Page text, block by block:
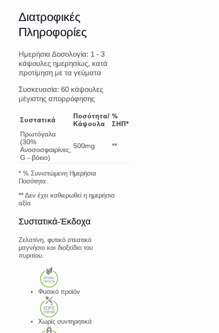
Διατροφικές
Πληροφορίες
Ημερήσια Δοσολογία: 1 - 3
κάψουλες ημερησίως, κατά
προτίμηση με τα γεύματα
Συσκευασία: 60 κάψουλες
μέγιστης απορρόφησης
Συστατικά
Ποσότητα/
Κάψουλα
%
ΣΗΠ*
Πρωτόγαλα
(30%
Ανοσοσφαιρίνες,
G - βόειο)
500mg **
* % Συνιστώμενη Ημερήσια
Ποσότητα
** Δεν έχει καθιερωθεί η ημερήσια
αξία
Συστατικά-Έκδοχα
Ζελατίνη, φυτικό στεατικό
μαγνήσιο και διοξείδιο του
πυριτίου.
Φυσικό προϊόν
Χωρίς συντηρητικά